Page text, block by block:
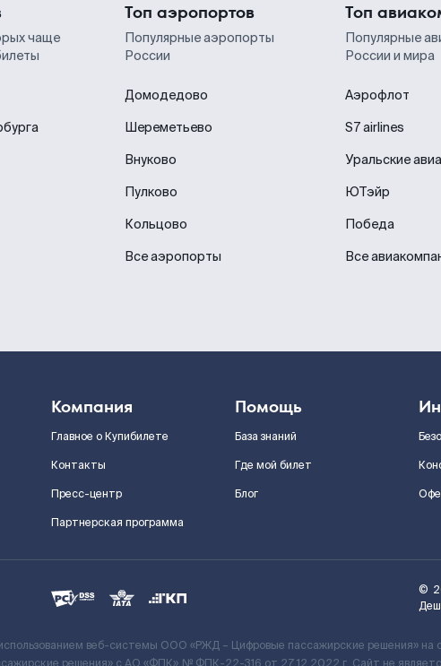
чаще
Топ аэропортов
Популярные аэропорты
России
Домодедово
Шереметьево
Внуково
Пулково
Кольцово
Все аэропорты
Топ
Популярные
России и мира
Аэрофлот
S7 airlines
Уральские
ЮТэйр
Победа
Все
Компания
Главное о Купибилете
Контакты
Пресс-центр
Партнерская программа
Помощь
База знаний
Где мой билет
Блог
©
веб-системы ООО «РЖД – Цифровые пассажирские решения»